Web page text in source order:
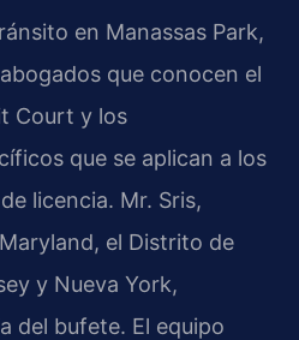
en Manassas Park,
que conocen el
Court y los
que se aplican a los
licencia. Mr. Sris,
el Distrito de
y Nueva York,
del bufete. El equipo